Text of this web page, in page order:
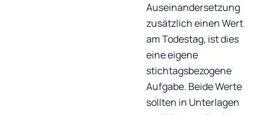
Auseinandersetzung
zusätzlich einen Wert
am Todestag, ist dies
eine eigene
stichtagsbezogene
Aufgabe. Beide Werte
sollten in Unterlagen